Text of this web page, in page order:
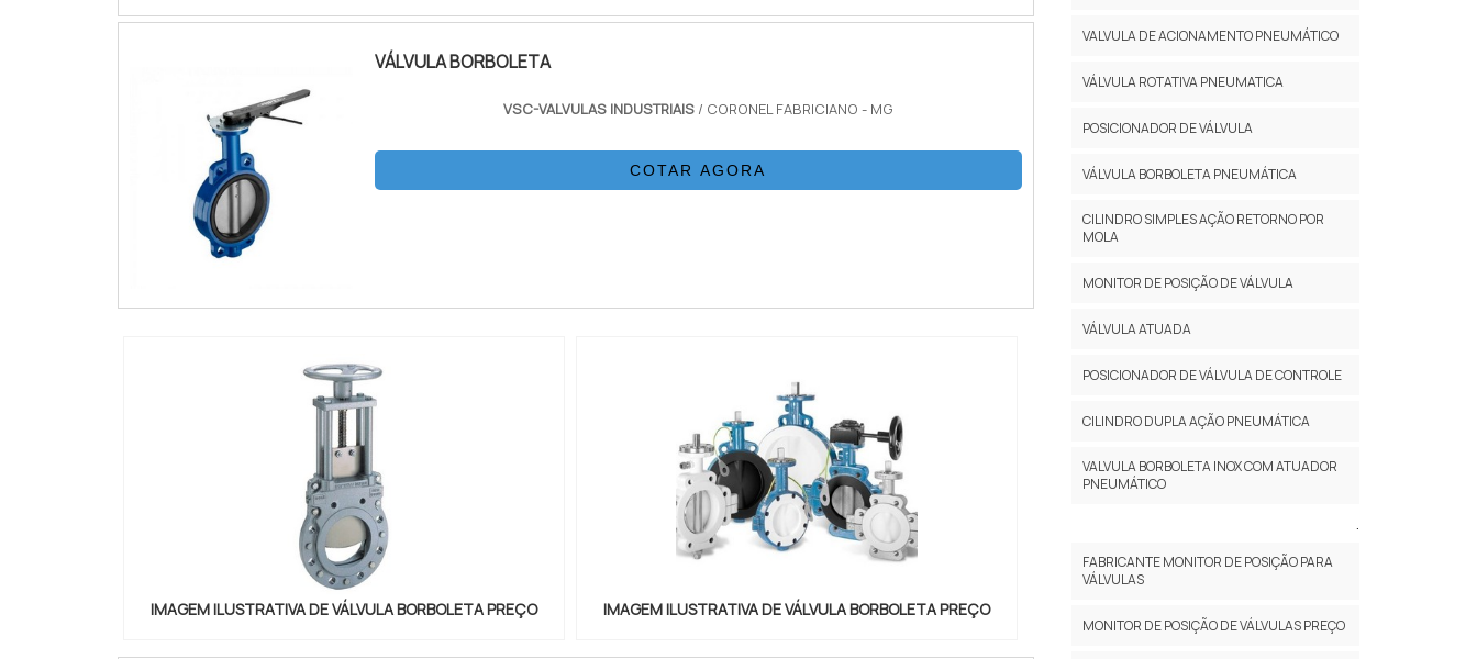
VÁLVULA BORBOLETA
VSC-VALVULAS INDUSTRIAIS / CORONEL FABRICIANO - MG
COTAR AGORA
IMAGEM ILUSTRATIVA DE VÁLVULA BORBOLETA PREÇO IMAGEM ILUSTRATIVA DE VÁLVULA BORBOLETA PREÇO
VALVULA DE ACIONAMENTO PNEUMÁTICO
VÁLVULA ROTATIVA PNEUMATICA
POSICIONADOR DE VÁLVULA
VÁLVULA BORBOLETA PNEUMÁTICA
CILINDRO SIMPLES AÇÃO RETORNO POR
MOLA
MONITOR DE POSIÇÃO DE VÁLVULA
VÁLVULA ATUADA
POSICIONADOR DE VÁLVULA DE CONTROLE
CILINDRO DUPLA AÇÃO PNEUMÁTICA
VALVULA BORBOLETA INOX COM ATUADOR
PNEUMÁTICO
.
FABRICANTE MONITOR DE POSIÇÃO PARA
VÁLVULAS
MONITOR DE POSIÇÃO DE VÁLVULAS PREÇO